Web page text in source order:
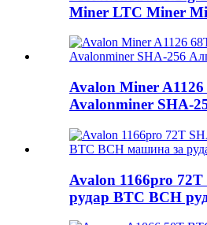
Miner LTC Miner
Avalon Miner
Avalonminer SHA-
Avalon 1166pro
рудар BTC BCH